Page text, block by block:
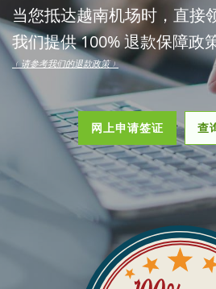
当您抵达越南机场时，直接
我们提供 100% 退款保障政
﹙请参考我们的退款政策﹚
网上申请签证 查